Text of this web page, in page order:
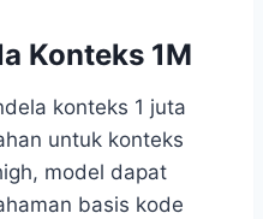
Konteks 1M
konteks 1 juta
untuk konteks
model dapat
basis kode